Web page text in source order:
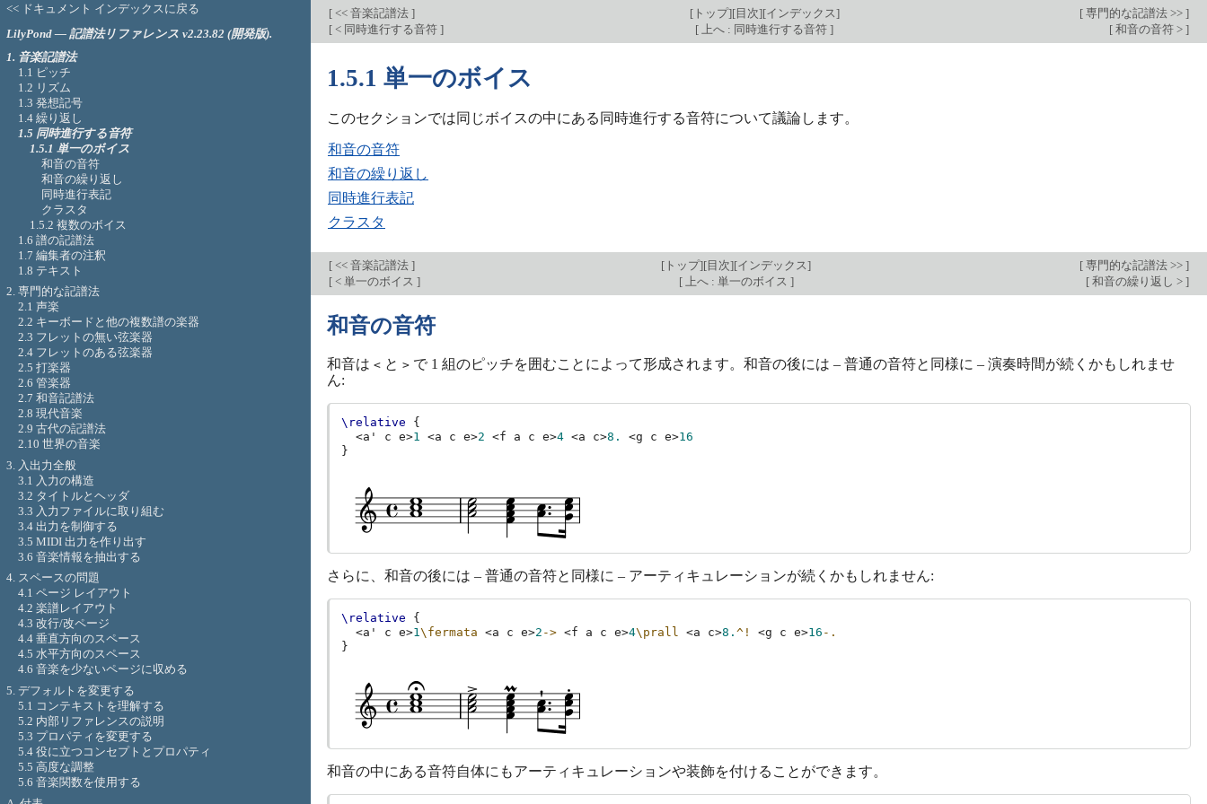
[ << 音楽記譜法 ] [トップ][目次][インデックス] [ 専門的な記譜法 >> ]
[ < 同時進行する音符 ] [ 上へ : 同時進行する音符 ] [ 和音の音符 > ]
1.5.1 単一のボイス
このセクションでは同じボイスの中にある同時進行する音符について議論します。
和音の音符
和音の繰り返し
同時進行表記
クラスタ
[ << 音楽記譜法 ] [ トップ][ 目次][インデックス] [ 専門的な記譜法 >> ]
[ < 単一のボイス ] [上へ : 単一のボイス ] [ 和音の繰り返し > ]
和音の音符
和音は < と > で 1 組のピッチを囲むことによって形成されます。和音の後には – 普通の音符と同様に – 演奏時間が続くかもしれませ
ん:
\relative
{
<a' c e>1 <a c e>2 <f a c e>4 <a c>8. <g c e>16
}
さらに、和音の後には – 普通の音符と同様に – アーティキュレーションが続くかもしれません:
\relative
{
<a' c e>1\fermata <a c e>2 -> <f a c e>4\prall <a c>8.^! <g c e>16 -.
}
和音の中にある音符自体にもアーティキュレーションや装飾を付けることができます。
<< ドキュメント インデックスに戻る
LilyPond — 記譜法リファレンス v2.23.82 (開発版).
1. 音楽記譜法
1.1 ピッチ
1.2 リズム
1.3 発想記号
1.4 繰り返し
1.5 同時進行する音符
1.5.1 単一のボイス
和音の音符
和音の繰り返し
同時進行表記
クラスタ
1.5.2 複数のボイス
1.6 譜の記譜法
1.7 編集者の注釈
1.8 テキスト
2. 専門的な記譜法
2.1 声楽
2.2 キーボードと他の複数譜の楽器
2.3 フレットの無い弦楽器
2.4 フレットのある弦楽器
2.5 打楽器
2.6 管楽器
2.7 和音記譜法
2.8 現代音楽
2.9 古代の記譜法
2.10 世界の音楽
3. 入出力全般
3.1 入力の構造
3.2 タイトルとヘッダ
3.3 入力ファイルに取り組む
3.4 出力を制御する
3.5 MIDI 出力を作り出す
3.6 音楽情報を抽出する
4. スペースの問題
4.1 ページ レイアウト
4.2 楽譜レイアウト
4.3 改行/改ページ
4.4 垂直方向のスペース
4.5 水平方向のスペース
4.6 音楽を少ないページに収める
5. デフォルトを変更する
5.1 コンテキストを理解する
5.2 内部リファレンスの説明
5.3 プロパティを変更する
5.4 役に立つコンセプトとプロパティ
5.5 高度な調整
5.6 音楽関数を使用する